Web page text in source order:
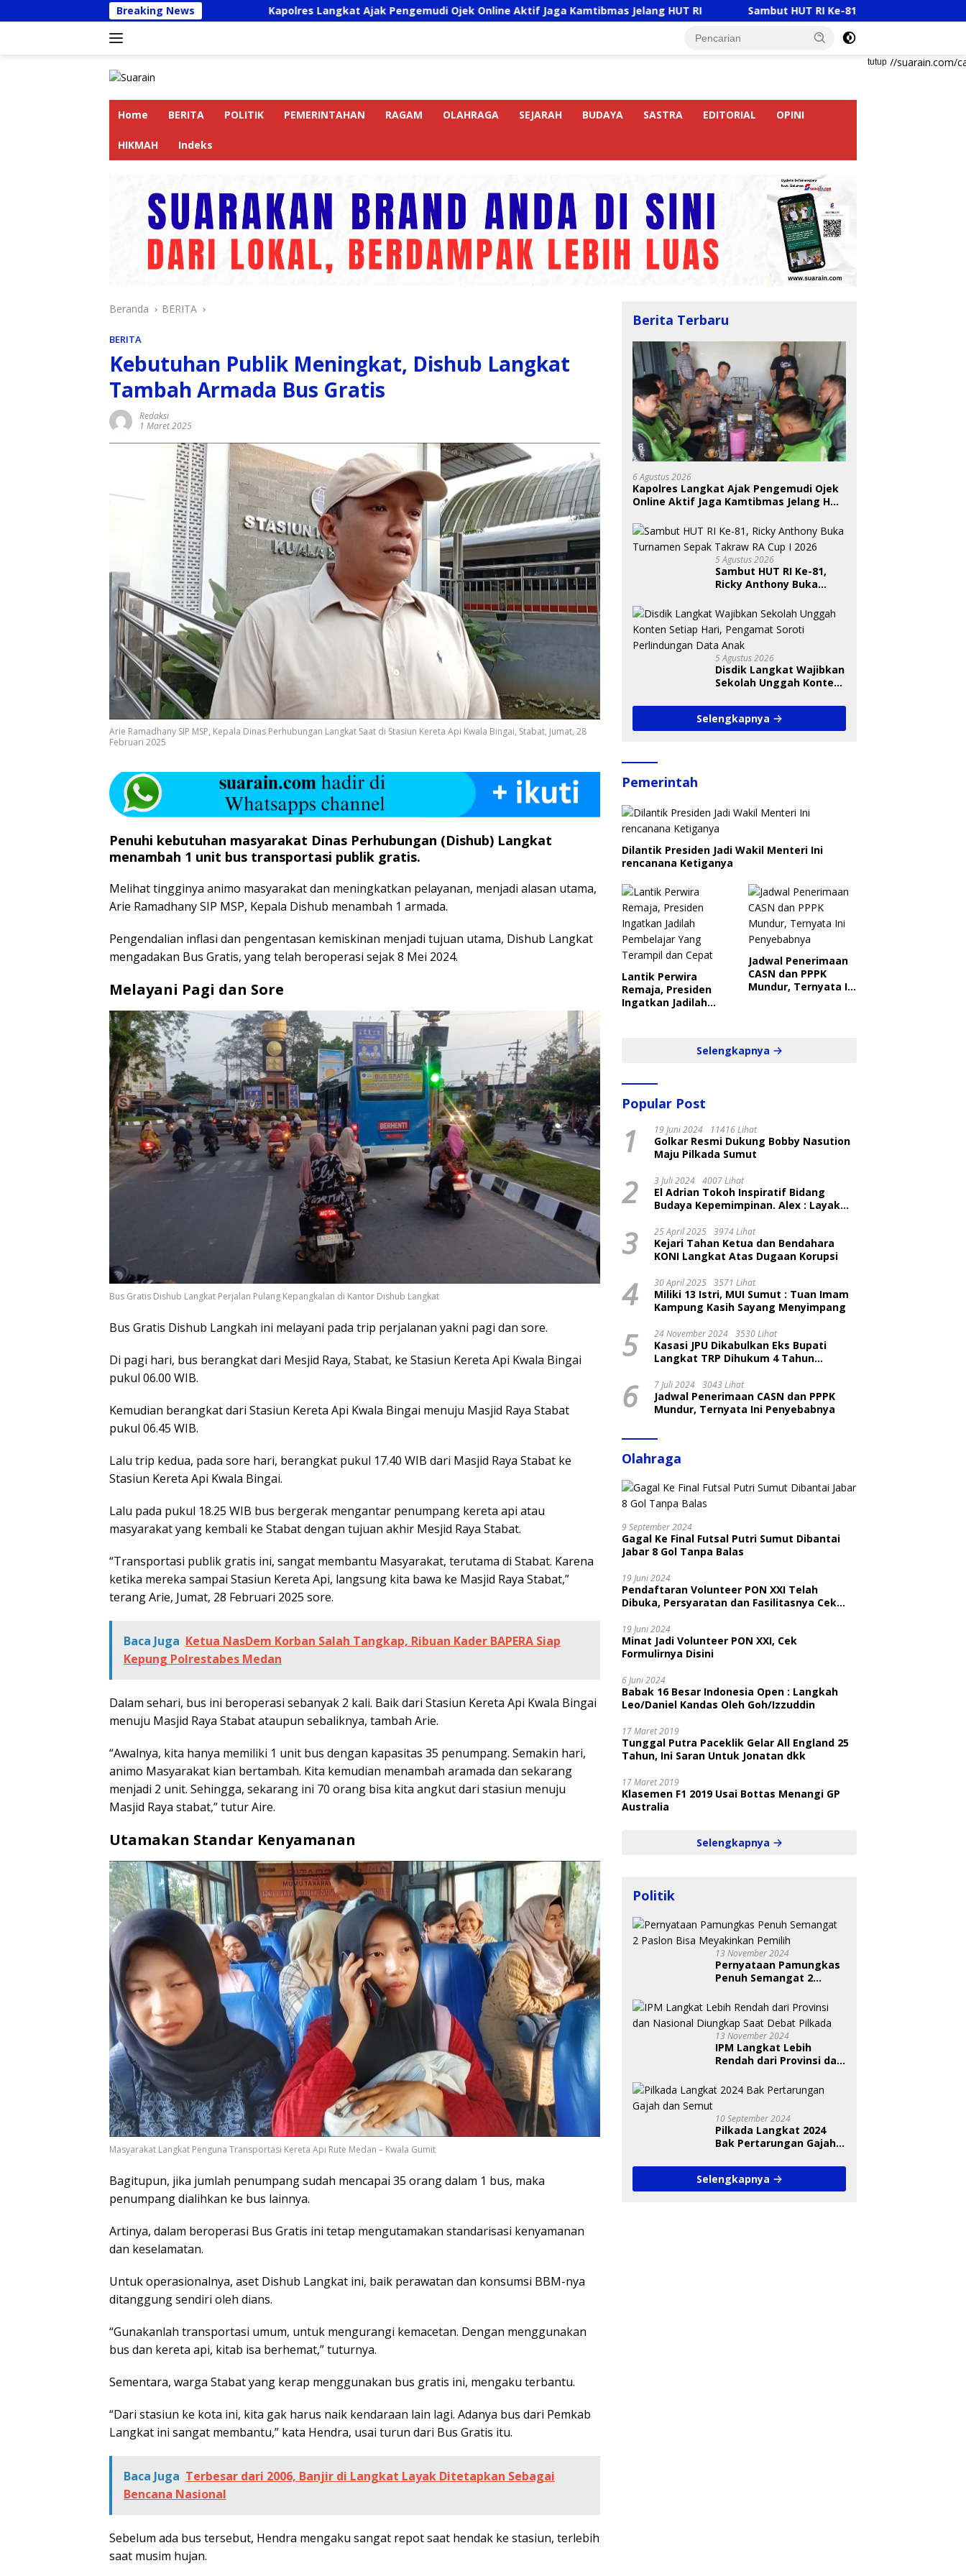
ke
Breaking News
Kapolres Langkat Ajak Pengemudi Ojek Online Aktif Jaga Kamtibmas Jelang HUT RI Sambut HUT RI Ke-81, Ricky Anthony Buka Turnamen Sepak Takraw
tutup
https://suarain.com/
Home BERITA POLITIK PEMERINTAHAN RAGAM OLAHRAGA SEJARAH BUDAYA SASTRA EDITORIAL OPINI
HIKMAH Indeks
Beranda BERITA
BERITA
Kebutuhan Publik Meningkat, Dishub Langkat
Tambah Armada Bus Gratis
Redaksi
1 Maret 2025
Arie Ramadhany SIP MSP, Kepala Dinas Perhubungan Langkat Saat di Stasiun Kereta Api Kwala Bingai, Stabat, Jumat, 28
Februari 2025
Penuhi kebutuhan masyarakat Dinas Perhubungan (Dishub) Langkat
menambah 1 unit bus transportasi publik gratis.
Melihat tingginya animo masyarakat dan meningkatkan pelayanan, menjadi alasan utama,
Arie Ramadhany SIP MSP, Kepala Dishub menambah 1 armada.
Pengendalian inflasi dan pengentasan kemiskinan menjadi tujuan utama, Dishub Langkat
mengadakan Bus Gratis, yang telah beroperasi sejak 8 Mei 2024.
Melayani Pagi dan Sore
Bus Gratis Dishub Langkat Perjalan Pulang Kepangkalan di Kantor Dishub Langkat
Bus Gratis Dishub Langkah ini melayani pada trip perjalanan yakni pagi dan sore.
Di pagi hari, bus berangkat dari Mesjid Raya, Stabat, ke Stasiun Kereta Api Kwala Bingai
pukul 06.00 WIB.
Kemudian berangkat dari Stasiun Kereta Api Kwala Bingai menuju Masjid Raya Stabat
pukul 06.45 WIB.
Lalu trip kedua, pada sore hari, berangkat pukul 17.40 WIB dari Masjid Raya Stabat ke
Stasiun Kereta Api Kwala Bingai.
Lalu pada pukul 18.25 WIB bus bergerak mengantar penumpang kereta api atau
masyarakat yang kembali ke Stabat dengan tujuan akhir Mesjid Raya Stabat.
“Transportasi publik gratis ini, sangat membantu Masyarakat, terutama di Stabat. Karena
ketika mereka sampai Stasiun Kereta Api, langsung kita bawa ke Masjid Raya Stabat,”
terang Arie, Jumat, 28 Februari 2025 sore.
Baca Juga Ketua NasDem Korban Salah Tangkap, Ribuan Kader BAPERA Siap
Kepung Polrestabes Medan
Dalam sehari, bus ini beroperasi sebanyak 2 kali. Baik dari Stasiun Kereta Api Kwala Bingai
menuju Masjid Raya Stabat ataupun sebaliknya, tambah Arie.
“Awalnya, kita hanya memiliki 1 unit bus dengan kapasitas 35 penumpang. Semakin hari,
animo Masyarakat kian bertambah. Kita kemudian menambah aramada dan sekarang
menjadi 2 unit. Sehingga, sekarang ini 70 orang bisa kita angkut dari stasiun menuju
Masjid Raya stabat,” tutur Aire.
Utamakan Standar Kenyamanan
Masyarakat Langkat Penguna Transportasi Kereta Api Rute Medan – Kwala Gumit
Bagitupun, jika jumlah penumpang sudah mencapai 35 orang dalam 1 bus, maka
penumpang dialihkan ke bus lainnya.
Artinya, dalam beroperasi Bus Gratis ini tetap mengutamakan standarisasi kenyamanan
dan keselamatan.
Untuk operasionalnya, aset Dishub Langkat ini, baik perawatan dan konsumsi BBM-nya
ditanggung sendiri oleh dians.
“Gunakanlah transportasi umum, untuk mengurangi kemacetan. Dengan menggunakan
bus dan kereta api, kitab isa berhemat,” tuturnya.
Sementara, warga Stabat yang kerap menggunakan bus gratis ini, mengaku terbantu.
“Dari stasiun ke kota ini, kita gak harus naik kendaraan lain lagi. Adanya bus dari Pemkab
Langkat ini sangat membantu,” kata Hendra, usai turun dari Bus Gratis itu.
Baca Juga Terbesar dari 2006, Banjir di Langkat Layak Ditetapkan Sebagai
Bencana Nasional
Sebelum ada bus tersebut, Hendra mengaku sangat repot saat hendak ke stasiun, terlebih
saat musim hujan.
Berita Terbaru
6 Agustus 2026
Kapolres Langkat Ajak Pengemudi Ojek
Online Aktif Jaga Kamtibmas Jelang HUT
5 Agustus 2026
Sambut HUT RI Ke-81,
Ricky Anthony Buka
Takraw RA Cup I 2026
5 Agustus 2026
Disdik Langkat Wajibkan
Sekolah Unggah Konten
Soroti Perlindungan
Data Anak
Selengkapnya
Pemerintah
Dilantik Presiden Jadi Wakil Menteri Ini
rencanana Ketiganya
Lantik Perwira
Remaja, Presiden
Ingatkan Jadilah
Jadwal Penerimaan
CASN dan PPPK
Mundur, Ternyata Ini
Selengkapnya
Popular Post
1 19 Juni 2024 11416 Lihat
Golkar Resmi Dukung Bobby Nasution
Maju Pilkada Sumut
2 3 Juli 2024 4007 Lihat
El Adrian Tokoh Inspiratif Bidang
Budaya Kepemimpinan. Alex : Layak
3 25 April 2025 3974 Lihat
Kejari Tahan Ketua dan Bendahara
KONI Langkat Atas Dugaan Korupsi
4 30 April 2025 3571 Lihat
Miliki 13 Istri, MUI Sumut : Tuan Imam
Kampung Kasih Sayang Menyimpang
5 24 November 2024 3530 Lihat
Kasasi JPU Dikabulkan Eks Bupati
Langkat TRP Dihukum 4 Tahun
6 7 Juli 2024 3043 Lihat
Jadwal Penerimaan CASN dan PPPK
Mundur, Ternyata Ini Penyebabnya
Olahraga
9 September 2024
Gagal Ke Final Futsal Putri Sumut Dibantai
Jabar 8 Gol Tanpa Balas
19 Juni 2024
Pendaftaran Volunteer PON XXI Telah
Dibuka, Persyaratan dan Fasilitasnya Cek
19 Juni 2024
Minat Jadi Volunteer PON XXI, Cek
Formulirnya Disini
6 Juni 2024
Babak 16 Besar Indonesia Open : Langkah
Leo/Daniel Kandas Oleh Goh/Izzuddin
17 Maret 2019
Tunggal Putra Paceklik Gelar All England 25
Tahun, Ini Saran Untuk Jonatan dkk
17 Maret 2019
Klasemen F1 2019 Usai Bottas Menangi GP
Australia
Selengkapnya
Politik
13 November 2024
Pernyataan Pamungkas
Penuh Semangat 2
Pemilih
13 November 2024
IPM Langkat Lebih
Rendah dari Provinsi dan
Debat Pilkada
10 September 2024
Pilkada Langkat 2024
Bak Pertarungan Gajah
Selengkapnya